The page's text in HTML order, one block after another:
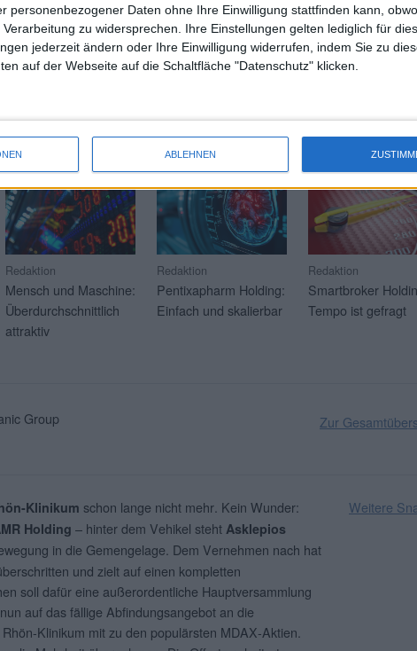
personenbezogener Daten ohne Ihre Einwilligung stattfinden kann,
zu widersprechen. Ihre Einstellungen gelten lediglich für
jederzeit ändern oder Ihre Einwilligung widerrufen, indem Sie zu
auf der Webseite auf die Schaltfläche "Datenschutz" klicken.
ABLEHNEN
Mehr Artikel über aktuelle Soft-Coverage-Kunden? Klicken Sie
21.07.2026
Redaktion
Mensch und Maschine:
Überdurchschnittlich
attraktiv
17.07.2026
Redaktion
Pentixapharm Holding:
Einfach und skalierbar
Redaktion
Smartbroker
Tempo ist gefragt
Group Zur
Klinikum schon lange nicht mehr. Kein Wunder:
Holding – hinter dem Vehikel steht Asklepios
in die Gemengelage. Dem Vernehmen nach hat
und zielt auf einen kompletten
soll dafür eine außerordentliche Hauptversammlung
auf das fällige Abfindungsangebot an die
Klinikum mit zu den populärsten MDAX-Aktien.
Weitere